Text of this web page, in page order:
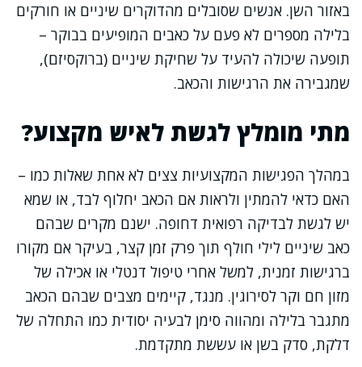
באזור השן. אנשים שסובלים מהדוקרים שיניים או חורקים
בלילה מספרים לא פעם על כאבים המופיעים בבוקר –
תופעה שיכולה להעיד על שחיקת שיניים (ברוקסיזם),
שמגבירה את הרגישות והכאב.
מתי מומלץ לגשת לאיש מקצוע?
במהלך הפגישות המקצועיות צצים לא אחת שאלות כמו –
האם כדאי להמתין ולראות אם הכאב יחלוף לבד, או שמא
יש לגשת לבדיקה רפואית דחופה. ישנם מקרים שבהם
כאב שיניים לילי חולף תוך פרק זמן קצר, בעיקר אם מקורו
ברגישות זמנית, למשל אחרי טיפול דנטלי או אכילה של
מזון חם וקר לסירוגין. מנגד, קיימים מצבים שבהם הכאב
מתגבר בלילה ומהווה סימן לבעיה יסודית כמו התחלה של
דלקת, סדק בשן או עששת מתקדמת.